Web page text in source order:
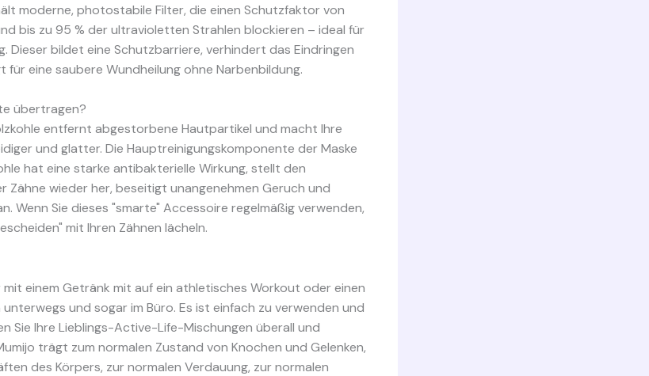
moderne, photostabile Filter, die einen Schutzfaktor von
bis zu 95 % der ultravioletten Strahlen blockieren – ideal für
Dieser bildet eine Schutzbarriere, verhindert das Eindringen
für eine saubere Wundheilung ohne Narbenbildung.
übertragen?
entfernt abgestorbene Hautpartikel und macht Ihre
und glatter. Die Hauptreinigungskomponente der Maske
hat eine starke antibakterielle Wirkung, stellt den
Zähne wieder her, beseitigt unangenehmen Geruch und
Wenn Sie dieses "smarte" Accessoire regelmäßig verwenden,
mit Ihren Zähnen lächeln.
mit einem Getränk mit auf ein athletisches Workout oder einen
unterwegs und sogar im Büro. Es ist einfach zu verwenden und
Sie Ihre Lieblings-Active-Life-Mischungen überall und
trägt zum normalen Zustand von Knochen und Gelenken,
des Körpers, zur normalen Verdauung, zur normalen